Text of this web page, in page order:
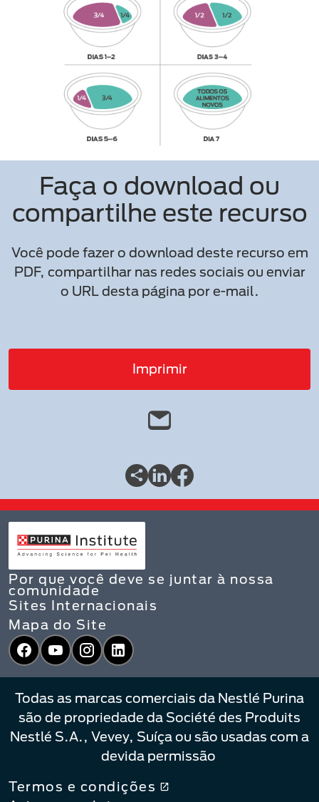
Faça o download ou
compartilhe este recurso
Você pode fazer o download deste recurso em
PDF, compartilhar nas redes sociais ou enviar
o URL desta página por e-mail.
Imprimir
Por que você deve se juntar à nossa
comunidade
Sites Internacionais
Mapa do Site
Facebook
YouTubeInstagram
LinkedIn
Todas as marcas comerciais da Nestlé Purina
são de propriedade da Société des Produits
Nestlé S.A., Vevey, Suíça ou são usadas com a
devida permissão
Termos e condições